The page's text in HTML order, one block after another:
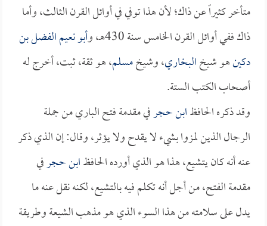
متأخر كثيراً عن ذاك؛ لأن هذا توفي في أوائل القرن الثالث، وأما
ذاك ففي أوائل القرن الخامس سنة 430هـ، و
أبو نعيم الفضل بن
دكينهو شيخالبخاري، وشيخمسلم، هو ثقة، ثبت، أخرج له
أصحاب الكتب الستة.
وقد ذكره الحافظابن حجرفي مقدمة فتح الباري من جملة
الرجال الذين لمزوا بشيء لا يقدح ولا يؤثر، وقال: إن الذي ذكر
عنه أنه كان يتشيع، هذا هو الذي أورده الحافظابن حجرفي
مقدمة الفتح، من أجل أنه تكلم فيه بالتشيع، لكنه نقل عنه ما
يدل على سلامته من هذا السوء الذي هو مذهب الشيعة وطريقة